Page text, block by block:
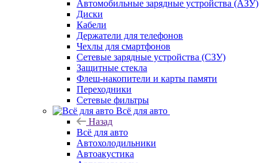
Автомобильные зарядные устройства (АЗУ)
Диски
Кабели
Держатели для телефонов
Чехлы для смартфонов
Сетевые зарядные устройства (СЗУ)
Защитные стекла
Флеш-накопители и карты памяти
Переходники
Сетевые фильтры
Всё для авто
Назад
Всё для авто
Автохолодильники
Автоакустика